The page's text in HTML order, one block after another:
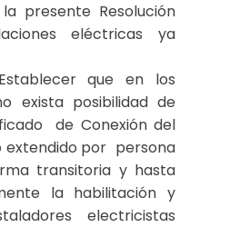
presente Resolución
eléctricas ya
que en los
exista posibilidad de
de Conexión del
extendido por persona
transitoria y hasta
la habilitación y
electricistas